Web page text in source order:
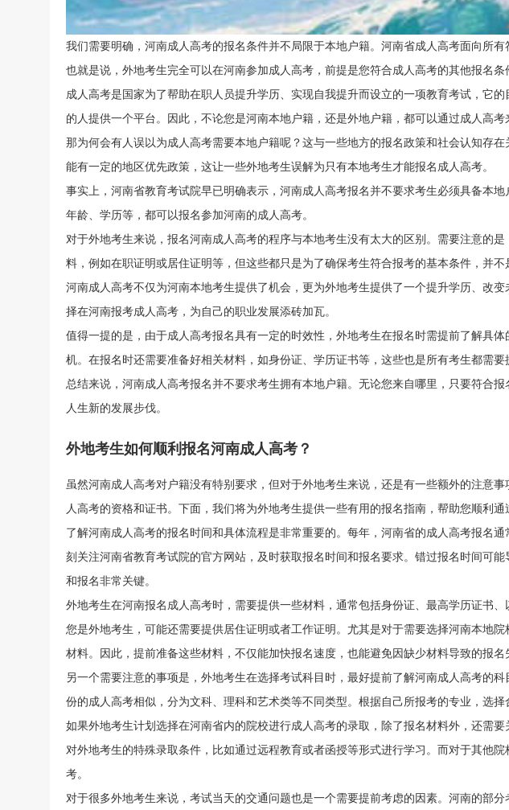
我们需要明确，河南成人高考的报名条件并不局限于本地户籍。河南省成人高考面向所有
也就是说，外地考生完全可以在河南参加成人高考，前提是您符合成人高考的其他报名条
成人高考是国家为了帮助在职人员提升学历、实现自我提升而设立的一项教育考试，它
的人提供一个平台。因此，不论您是河南本地户籍，还是外地户籍，都可以通过成人高考
那为何会有人误以为成人高考需要本地户籍呢？这与一些地方的报名政策和社会认知存
能有一定的地区优先政策，这让一些外地考生误解为只有本地考生才能报名成人高考。
事实上，河南省教育考试院早已明确表示，河南成人高考报名并不要求考生必须具备本
年龄、学历等，都可以报名参加河南的成人高考。
对于外地考生来说，报名河南成人高考的程序与本地考生没有太大的区别。需要注意的
料，例如在职证明或居住证明等，但这些都只是为了确保考生符合报考的基本条件，并不
河南成人高考不仅为河南本地考生提供了机会，更为外地考生提供了一个提升学历、改
择在河南报考成人高考，为自己的职业发展添砖加瓦。
值得一提的是，由于成人高考报名具有一定的时效性，外地考生在报名时需提前了解具
机。在报名时还需要准备好相关材料，如身份证、学历证书等，这些也是所有考生都需要
总结来说，河南成人高考报名并不要求考生拥有本地户籍。无论您来自哪里，只要符合
人生新的发展步伐。
外地考生如何顺利报名河南成人高考？
虽然河南成人高考对户籍没有特别要求，但对于外地考生来说，还是有一些额外的注意
人高考的资格和证书。下面，我们将为外地考生提供一些有用的报名指南，帮助您顺利通
了解河南成人高考的报名时间和具体流程是非常重要的。每年，河南省的成人高考报名
刻关注河南省教育考试院的官方网站，及时获取报名时间和报名要求。错过报名时间可
和报名非常关键。
外地考生在河南报名成人高考时，需要提供一些材料，通常包括身份证、最高学历证书
您是外地考生，可能还需要提供居住证明或者工作证明。尤其是对于需要选择河南本地
材料。因此，提前准备这些材料，不仅能加快报名速度，也能避免因缺少材料导致的报名
另一个需要注意的事项是，外地考生在选择考试科目时，最好提前了解河南成人高考的
份的成人高考相似，分为文科、理科和艺术类等不同类型。根据自己所报考的专业，选择
如果外地考生计划选择在河南省内的院校进行成人高考的录取，除了报名材料外，还需
对外地考生的特殊录取条件，比如通过远程教育或者函授等形式进行学习。而对于其他
考。
对于很多外地考生来说，考试当天的交通问题也是一个需要提前考虑的因素。河南的部
扫一扫加入微信咨询号
关注河南成人高考网微信公众号，回复“成
考”即可免费咨询
扫一扫加入微信服务号
与考生自由互动、并且能直接与资